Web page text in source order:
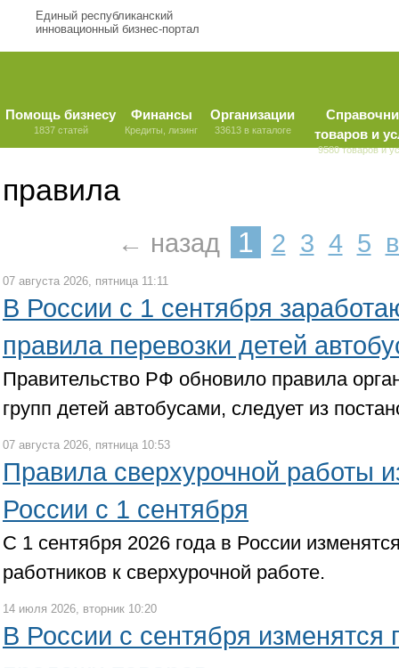
Единый республиканский
инновационный бизнес-портал
Помощь бизнесу
1837 статей
Финансы
Кредиты, лизинг
Организации
33613 в каталоге
товаров и
9580 товаров и
правила
← назад 1 2 3 4 5
07 августа 2026, пятница 11:11
В России с 1 сентября
правила перевозки детей
Правительство РФ обновило правила
групп детей автобусами, следует из
07 августа 2026, пятница 10:53
Правила сверхурочной работы
России с 1 сентября
С 1 сентября 2026 года в России
работников к сверхурочной работе.
14 июля 2026, вторник 10:20
В России с сентября изменятся